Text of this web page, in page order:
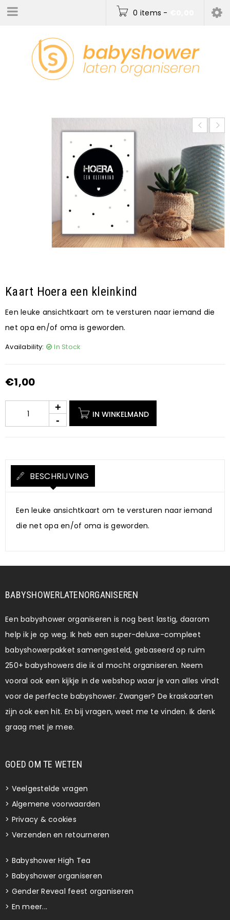
0 items -
Kaart Hoera een kleinkind
Een leuke ansichtkaart om te versturen naar iemand die
net opa en/of oma is geworden.
Availability: In Stock
€1,00
IN WINKELMAND
BESCHRIJVING
Een leuke ansichtkaart om te versturen naar iemand
die net opa en/of oma is geworden.
BABYSHOWERLATENORGANISEREN
Een babyshower organiseren is nog best lastig, daarom
help ik je op weg. Ik heb een super-deluxe-compleet
babyshowerpakket samengesteld, gebaseerd op ruim
250+ babyshowers die ik al mocht organiseren. Neem
vooral ook een kijkje in de webshop waar je van alles vindt
voor de perfecte babyshower. Zwanger? De kraskaarten
zijn ook een hit. En bij vragen, weet me te vinden. Ik denk
graag met je mee.
GOED OM TE WETEN
> Veelgestelde vragen
> Algemene voorwaarden
> Privacy & cookies
> Verzenden en retourneren
> Babyshower High Tea
> Babyshower organiseren
> Gender Reveal feest organiseren
> En meer...